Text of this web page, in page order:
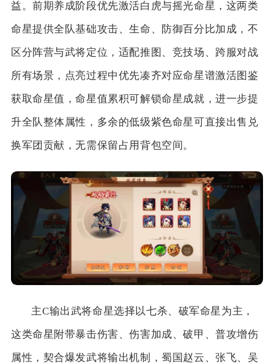
益。前期养成阶段优先激活白虎与摇光命星，这两类
命星提供全队基础攻击、生命、防御百分比加成，不
区分阵营与武将定位，适配推图、竞技场、跨服对战
所有场景，点亮过程中优先凑齐对应命星谱激活图鉴
获取命星值，命星值累积可解锁命星成就，进一步提
升全队整体属性，多余的低级紫色命星可直接出售兑
换军团贡献，无需保留占用背包空间。
主C输出武将命星选择以七杀、破军命星为主，
这类命星附带暴击伤害、伤害加成、破甲、普攻增伤
属性，契合爆发武将输出机制，蜀国赵云、张飞、吴